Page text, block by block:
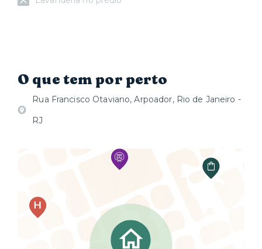
O que tem por perto
Rua Francisco Otaviano, Arpoador, Rio de Janeiro -
RJ